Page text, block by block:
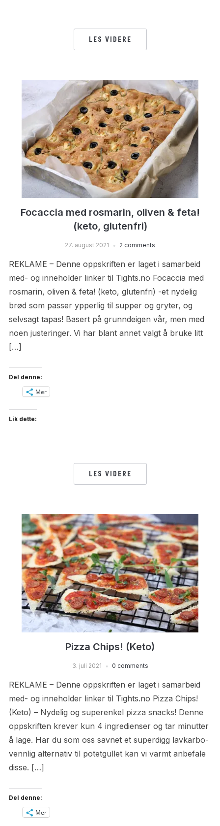
LES VIDERE
Focaccia med rosmarin, oliven & feta!
(keto, glutenfri)
27. august 2021 2 comments
REKLAME – Denne oppskriften er laget i samarbeid
med- og inneholder linker til Tights.no Focaccia med
rosmarin, oliven & feta! (keto, glutenfri) -et nydelig
brød som passer ypperlig til supper og gryter, og
selvsagt tapas! Basert på grunndeigen vår, men med
noen justeringer. Vi har blant annet valgt å bruke litt
[…]
Del denne:
Mer
Lik dette:
LES VIDERE
Pizza Chips! (Keto)
3. juli 2021 0 comments
REKLAME – Denne oppskriften er laget i samarbeid
med- og inneholder linker til Tights.no Pizza Chips!
(Keto) – Nydelig og superenkel pizza snacks! Denne
oppskriften krever kun 4 ingredienser og tar minutter
å lage. Har du som oss savnet et superdigg lavkarbo-
vennlig alternativ til potetgullet kan vi varmt anbefale
disse. […]
Del denne:
Mer